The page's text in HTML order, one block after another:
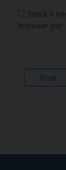
Salva il
browser per